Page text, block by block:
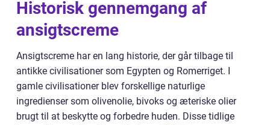
Historisk gennemgang af
ansigtscreme
Ansigtscreme har en lang historie, der går tilbage til
antikke civilisationer som Egypten og Romerriget. I
gamle civilisationer blev forskellige naturlige
ingredienser som olivenolie, bivoks og æteriske olier
brugt til at beskytte og forbedre huden. Disse tidlige